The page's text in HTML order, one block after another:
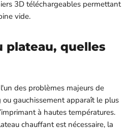
3D téléchargeables permettant
vide.
plateau, quelles
des problèmes majeurs de
ou gauchissement apparaît le plus
à hautes températures.
chauffant est nécessaire, la